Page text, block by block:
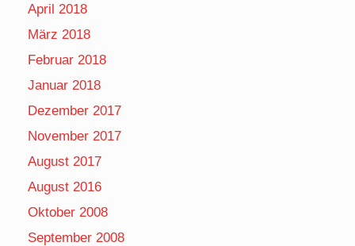
April 2018
März 2018
Februar 2018
Januar 2018
Dezember 2017
November 2017
August 2017
August 2016
Oktober 2008
September 2008